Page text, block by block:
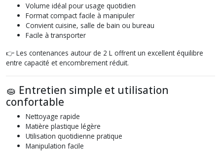
Volume idéal pour usage quotidien
Format compact facile à manipuler
Convient cuisine, salle de bain ou bureau
Facile à transporter
👉 Les contenances autour de 2 L offrent un excellent équilibre
entre capacité et encombrement réduit.
🧽 Entretien simple et utilisation
confortable
Nettoyage rapide
Matière plastique légère
Utilisation quotidienne pratique
Manipulation facile